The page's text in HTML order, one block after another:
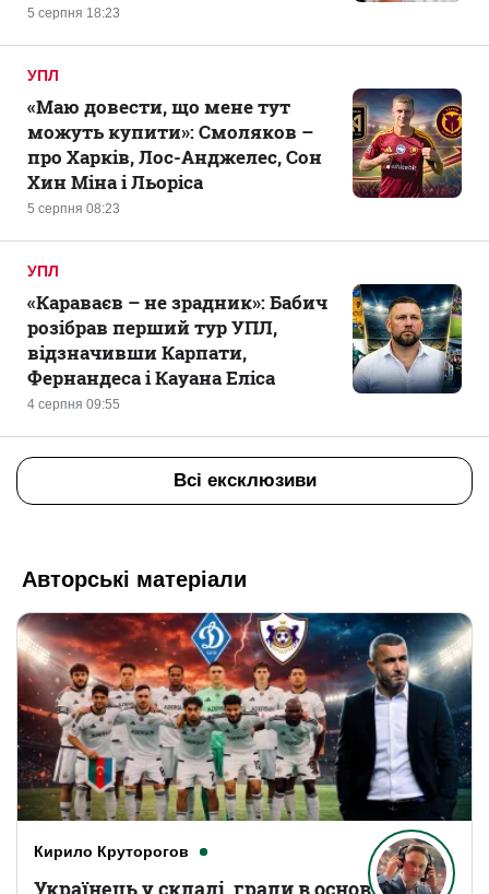
5 серпня 18:23
УПЛ
5 серпня 08:23
«Маю довести, що мене тут
можуть купити»: Смоляков –
про Харків, Лос-Анджелес, Сон
Хин Міна і Льоріса
УПЛ
4 серпня 09:55
«Караваєв – не зрадник»: Бабич
розібрав перший тур УПЛ,
відзначивши Карпати,
Фернандеса і Кауана Еліса
Всі ексклюзиви
Авторські матеріали
Кирило Круторогов
Українець у складі, грали в основному